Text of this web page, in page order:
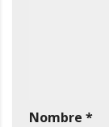
Nombre *